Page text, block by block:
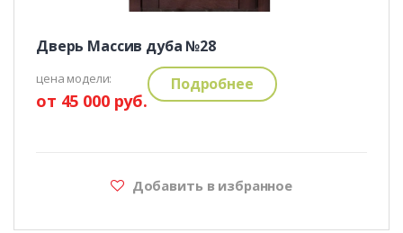
Дверь Массив дуба №28
цена модели:
от 45 000 руб.
Подробнее
Добавить в избранное